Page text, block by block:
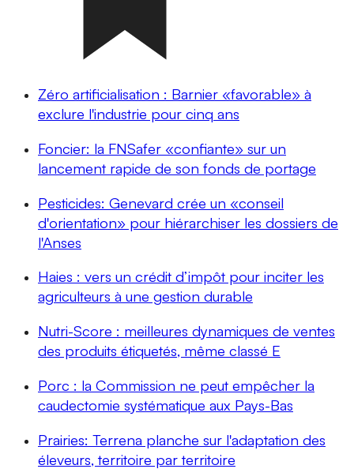
Zéro artificialisation : Barnier «favorable» à
exclure l'industrie pour cinq ans
Foncier: la FNSafer «confiante» sur un
lancement rapide de son fonds de portage
Pesticides: Genevard crée un «conseil
d'orientation» pour hiérarchiser les dossiers de
l'Anses
Haies : vers un crédit d’impôt pour inciter les
agriculteurs à une gestion durable
Nutri-Score : meilleures dynamiques de ventes
des produits étiquetés, même classé E
Porc : la Commission ne peut empêcher la
caudectomie systématique aux Pays-Bas
Prairies: Terrena planche sur l'adaptation des
éleveurs, territoire par territoire